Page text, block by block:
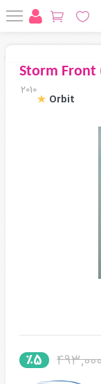
Storm Front
2010
Orbit
٪5